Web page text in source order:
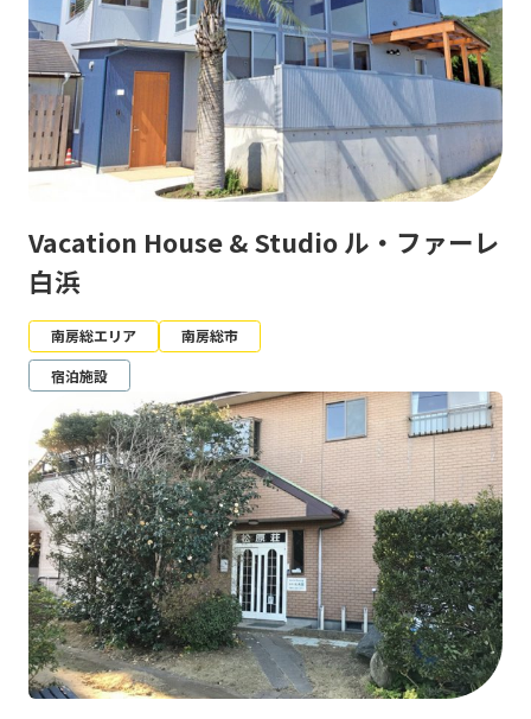
Vacation House & Studio ル・ファーレ
白浜
南房総エリア
南房総市
宿泊施設